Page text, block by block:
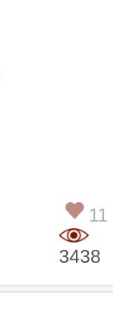
11
3438